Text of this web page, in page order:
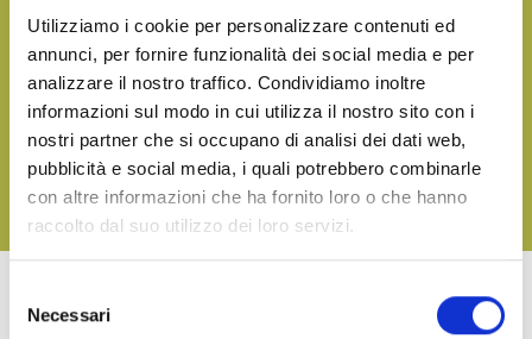
Utilizziamo i cookie per personalizzare contenuti ed
annunci, per fornire funzionalità dei social media e per
analizzare il nostro traffico. Condividiamo inoltre
informazioni sul modo in cui utilizza il nostro sito con i
nostri partner che si occupano di analisi dei dati web,
pubblicità e social media, i quali potrebbero combinarle
con altre informazioni che ha fornito loro o che hanno
raccolto dal suo utilizzo dei loro servizi.
delNecessari
Bringen Sie den Geschmack des Meeres auf den Tisch, egal
zu welchem Anlass
LADEN SIE UNSEREN KATALOG HERUNTER UND
ENTDECKEN SIE ALLE UNSERE KÖSTLICHKEITEN
LADEN SIE
WEITERE PRODUKTE VON LINEA TERRA